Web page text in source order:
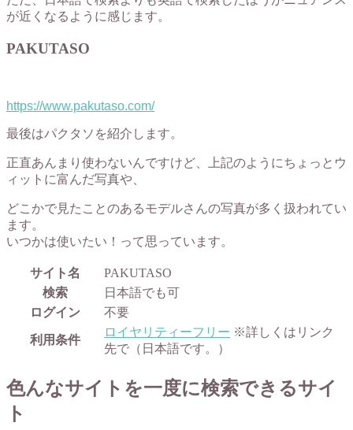
が近くなるように感じます。
PAKUTASO
https://www.pakutaso.com/
最後はパクタソを紹介します。
正直あんまり使わないんですけど、上記のようにちょっとウ
ィットに富んだ写真や、
どこかで見たことのあるモデルさんの写真が多く扱われてい
ます。
いつかは使いたい！って思っています。
サイト名
PAKUTASO
検索
日本語でも可
ログイン
不要
利用条件
ロイヤリティーフリー ※詳しくはリンク
先で（日本語です。）
色んなサイトを一度に検索できるサイ
ト